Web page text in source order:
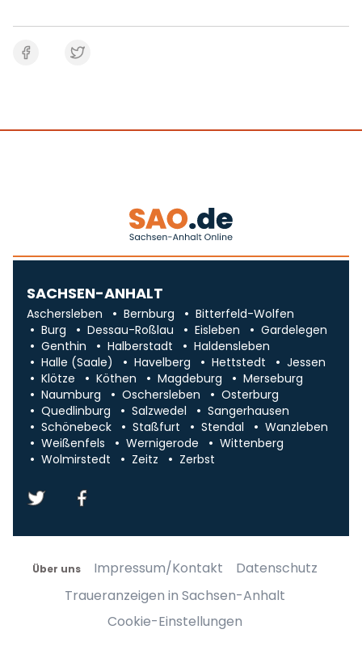
SACHSEN-ANHALT
Aschersleben Bernburg
Bitterfeld-Wolfen
Burg
Dessau-Roßlau Eisleben
Gardelegen
Genthin
Halberstadt
Haldensleben
Halle (Saale)
Havelberg Hettstedt
Jessen
Klötze
Köthen Magdeburg
Merseburg
Naumburg
Oschersleben
Osterburg
Quedlinburg
Salzwedel
Sangerhausen
Schönebeck
Staßfurt Stendal
Wanzleben
Weißenfels
Wernigerode
Wittenberg
Wolmirstedt
Zeitz Zerbst
Über uns Impressum/Kontakt
Datenschutz
Traueranzeigen in Sachsen-Anhalt
Cookie-Einstellungen